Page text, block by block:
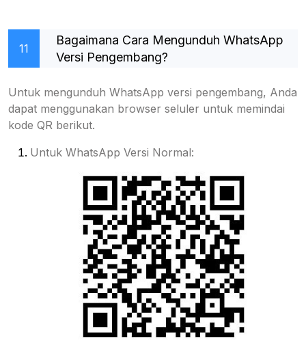
11
Bagaimana Cara Mengunduh WhatsApp
Versi Pengembang?
Untuk mengunduh WhatsApp versi pengembang, Anda
dapat menggunakan browser seluler untuk memindai
kode QR berikut.
Untuk WhatsApp Versi Normal: